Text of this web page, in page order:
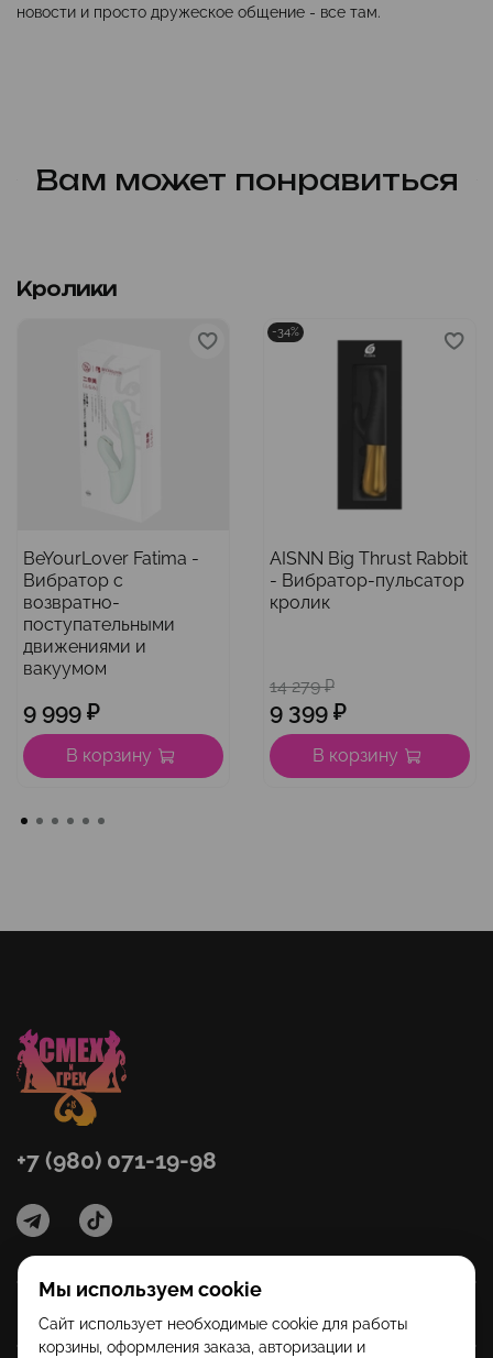
новости и просто дружеское общение - все там.
Вам может понравиться
Кролики
BeYourLover Fatima -
Вибратор с
возвратно-
поступательными
движениями и
вакуумом
9 999 ₽
В корзину
-34%
AISNN Big Thrust Rabbit
- Вибратор-пульсатор
кролик
14 279 ₽
9 399 ₽
В корзину
Категории
+7 (980) 071-19-98
Мы используем cookie
Сайт использует необходимые cookie для работы
корзины, оформления заказа, авторизации и